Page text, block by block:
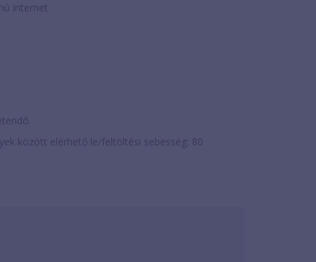
internet
között elérhető le/feltöltési sebesség: 80